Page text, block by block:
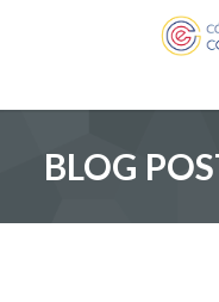
BLOG